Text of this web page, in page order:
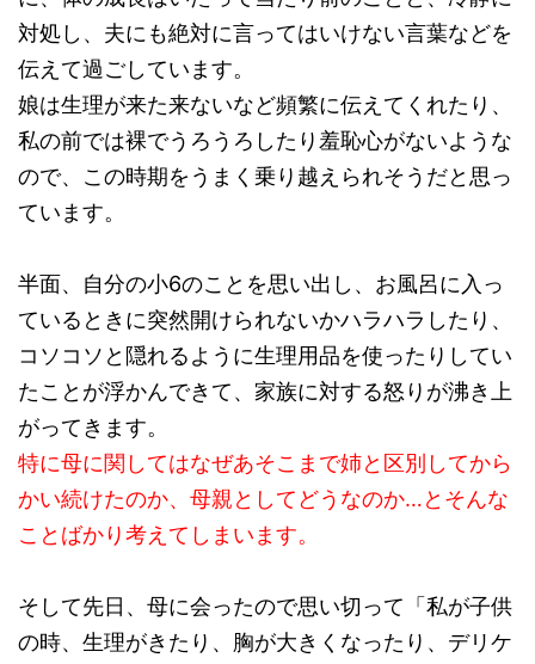
対処し、夫にも絶対に言ってはいけない言葉などを
伝えて過ごしています。
娘は生理が来た来ないなど頻繁に伝えてくれたり、
私の前では裸でうろうろしたり羞恥心がないような
ので、この時期をうまく乗り越えられそうだと思っ
ています。
半面、自分の小6のことを思い出し、お風呂に入っ
ているときに突然開けられないかハラハラしたり、
コソコソと隠れるように生理用品を使ったりしてい
たことが浮かんできて、家族に対する怒りが沸き上
がってきます。
特に母に関してはなぜあそこまで姉と区別してから
かい続けたのか、母親としてどうなのか…とそんな
ことばかり考えてしまいます。
そして先日、母に会ったので思い切って「私が子供
の時、生理がきたり、胸が大きくなったり、デリケ